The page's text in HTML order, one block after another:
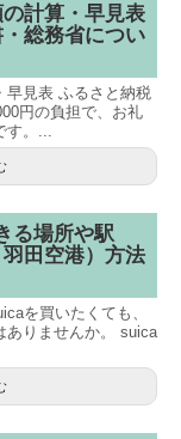
計算・早見表
総務省につい
早見表 ふるさと納税
円の負担で、お礼
す。...
る場所や駅
羽田空港）方法
を買いたくても、
ありませんか。 suica